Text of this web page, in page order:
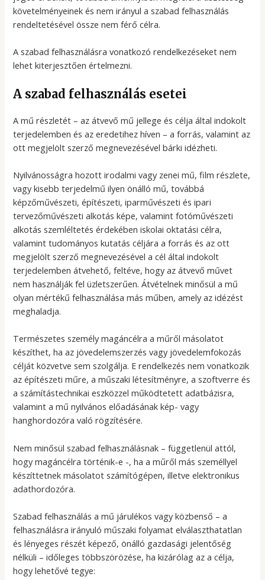
követelményeinek és nem irányul a szabad felhasználás
rendeltetésével össze nem férő célra.
A szabad felhasználásra vonatkozó rendelkezéseket nem
lehet kiterjesztően értelmezni.
A szabad felhasználás esetei
A mű részletét – az átvevő mű jellege és célja által indokolt
terjedelemben és az eredetihez híven – a forrás, valamint az
ott megjelölt szerző megnevezésével bárki idézheti.
Nyilvánosságra hozott irodalmi vagy zenei mű, film részlete,
vagy kisebb terjedelmű ilyen önálló mű, továbbá
képzőművészeti, építészeti, iparművészeti és ipari
tervezőművészeti alkotás képe, valamint fotóművészeti
alkotás szemléltetés érdekében iskolai oktatási célra,
valamint tudományos kutatás céljára a forrás és az ott
megjelölt szerző megnevezésével a cél által indokolt
terjedelemben átvehető, feltéve, hogy az átvevő művet
nem használják fel üzletszerűen. Átvételnek minősül a mű
olyan mértékű felhasználása más műben, amely az idézést
meghaladja.
Természetes személy magáncélra a műről másolatot
készíthet, ha az jövedelemszerzés vagy jövedelemfokozás
célját közvetve sem szolgálja. E rendelkezés nem vonatkozik
az építészeti műre, a műszaki létesítményre, a szoftverre és
a számítástechnikai eszközzel működtetett adatbázisra,
valamint a mű nyilvános előadásának kép- vagy
hanghordozóra való rögzítésére.
Nem minősül szabad felhasználásnak – függetlenül attól,
hogy magáncélra történik-e -, ha a műről más személlyel
készíttetnek másolatot számítógépen, illetve elektronikus
adathordozóra.
Szabad felhasználás a mű járulékos vagy közbenső – a
felhasználásra irányuló műszaki folyamat elválaszthatatlan
és lényeges részét képező, önálló gazdasági jelentőség
nélküli – időleges többszörözése, ha kizárólag az a célja,
hogy lehetővé tegye: